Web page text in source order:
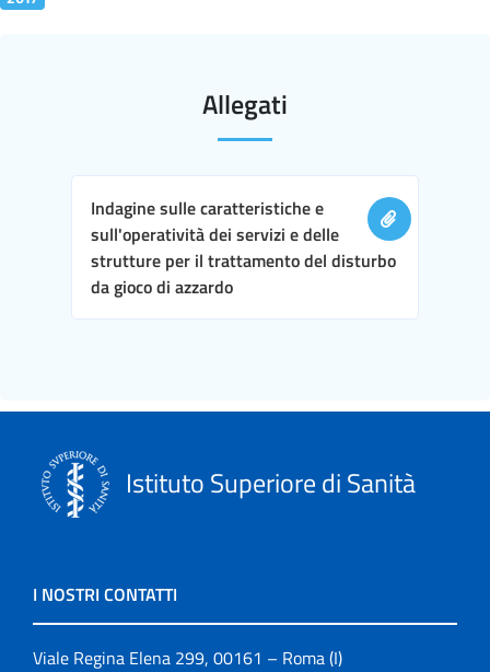
Allegati
Indagine sulle caratteristiche e
sull'operatività dei servizi e delle
strutture per il trattamento del disturbo
da gioco di azzardo
Istituto Superiore di Sanità
I NOSTRI CONTATTI
Viale Regina Elena 299, 00161 – Roma (I)